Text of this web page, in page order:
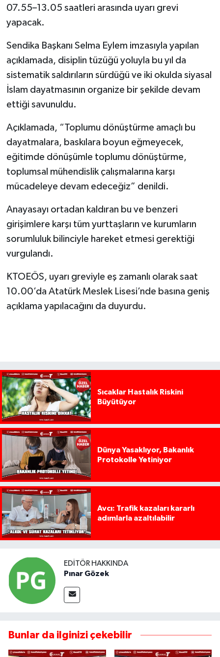
07.55–13.05 saatleri arasında uyarı grevi
yapacak.
Sendika Başkanı Selma Eylem imzasıyla yapılan
açıklamada, disiplin tüzüğü yoluyla bu yıl da
sistematik saldırıların sürdüğü ve iki okulda siyasal
İslam dayatmasının organize bir şekilde devam
ettiği savunuldu.
Açıklamada, “Toplumu dönüştürme amaçlı bu
dayatmalara, baskılara boyun eğmeyecek,
eğitimde dönüşümle toplumu dönüştürme,
toplumsal mühendislik çalışmalarına karşı
mücadeleye devam edeceğiz” denildi.
Anayasayı ortadan kaldıran bu ve benzeri
girişimlere karşı tüm yurttaşların ve kurumların
sorumluluk bilinciyle hareket etmesi gerektiği
vurgulandı.
KTOEÖS, uyarı greviyle eş zamanlı olarak saat
10.00’da Atatürk Meslek Lisesi’nde basına geniş
açıklama yapılacağını da duyurdu.
Sıcaklar Hastalık Riskini
Büyütüyor
Dünya Yasaklıyor, Bakanlık
Protokolle Yetiniyor
Avcı: Trafik kazaları kararlı
adımlarla azaltılabilir
EDITÖR HAKKINDA
Pınar Gözek
Bunlar da ilginizi çekebilir